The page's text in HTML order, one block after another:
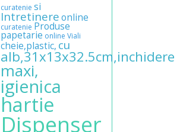
curatenie si
Intretinereonline
curatenie Produse
papetarie online Viali
cheie,plastic, cu
alb,31x13x32.5cm,inchidere
maxi,
igienica
hartie
Dispenser